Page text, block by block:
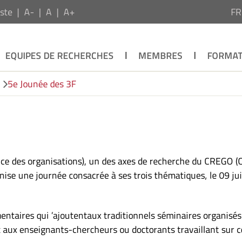
A- A A+ FR
EQUIPES DE RECHERCHES MEMBRES
5e Jounée des 3F
des organisations), un des axes de recherche du CREGO
une journée consacrée à ses trois thématiques, le 09
qui ’ajoutentaux traditionnels séminaires
enseignants-chercheurs ou doctorants travaillant sur